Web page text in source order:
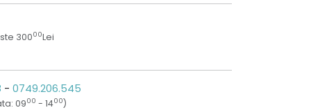
30000Lei
- 0749.206.545
0900 - 1400)